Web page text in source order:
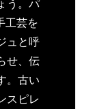
う。パ
工芸を
ュと呼
せ、伝
。古い
スピレ